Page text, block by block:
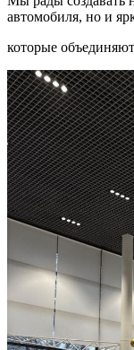
автомобиля, но и
которые